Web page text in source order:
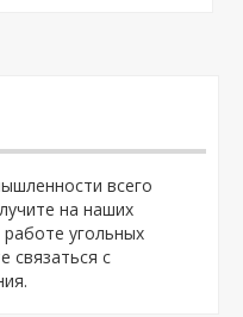
всего
на наших
угольных
связаться с